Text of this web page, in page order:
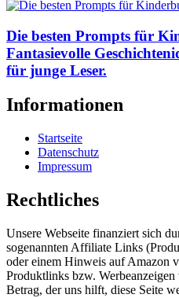
Die besten Prompts für
Fantasievolle
für junge Leser.
Informationen
Startseite
Datenschutz
Impressum
Rechtliches
Unsere Webseite finanziert sich
sogenannten Affiliate Links
oder einem Hinweis auf Amazon
Produktlinks bzw.
Betrag, der uns hilft, diese Seite